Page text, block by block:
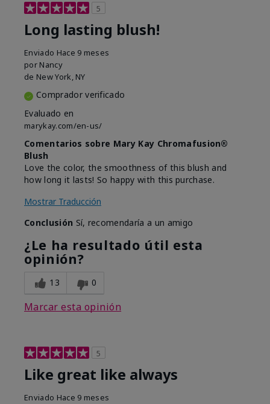
5
Long lasting blush!
Enviado Hace 9 meses
por Nancy
de New York, NY
Comprador verificado
Evaluado en
marykay.com/en-us/
Comentarios sobre Mary Kay Chromafusion®
Blush
Love the color, the smoothness of this blush and
how long it lasts! So happy with this purchase.
Mostrar Traducción
Conclusión Sí, recomendaría a un amigo
¿Le ha resultado útil esta
opinión?
13 0
Marcar esta opinión
5
Like great like always
Enviado Hace 9 meses